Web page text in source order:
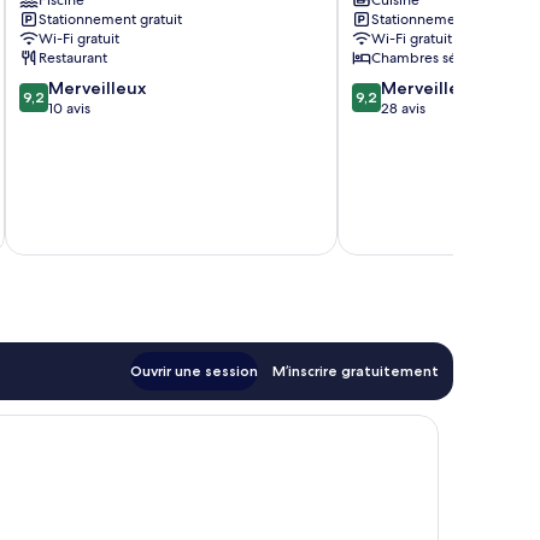
Stationnement gratuit
Wi-Fi gratuit
Restaurant
9.2
sur
9,2 Merveilleux
10 avis
Stationnement gratuit
Wi-Fi gratuit
Chambres séparées
9.2
sur
9,2 Merveilleux
28 avis
Ouvrir une session M’inscrire gratuitement